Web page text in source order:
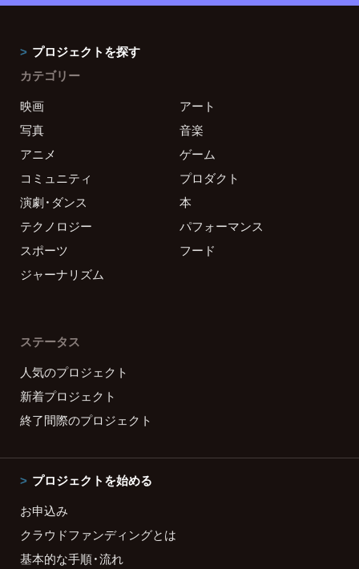
プロジェクトを探す
カテゴリー
映画
アート
写真
音楽
アニメ
ゲーム
コミュニティ
プロダクト
演劇・ダンス
本
テクノロジー
パフォーマンス
スポーツ
フード
ジャーナリズム
ステータス
人気のプロジェクト
新着プロジェクト
終了間際のプロジェクト
プロジェクトを始める
お申込み
クラウドファンディングとは
基本的な手順・流れ